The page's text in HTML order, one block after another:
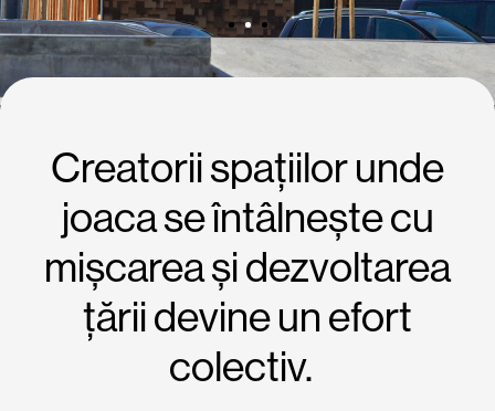
1 2 3
Creatorii spațiilor unde
joaca se întâlnește cu
mișcarea și dezvoltarea
țării devine un efort
colectiv.